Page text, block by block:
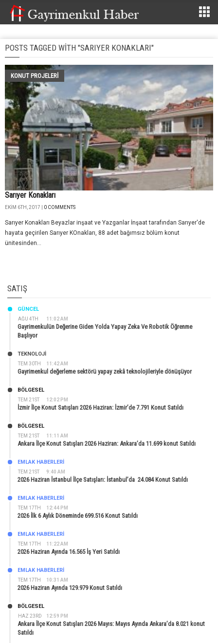
POSTS TAGGED WITH "SARIYER KONAKLARI"
KONUT PROJELERI
Sarıyer Konakları
EKIM 6TH, 2017 | 0 COMMENTS
Sarıyer Konakları Beyazlar inşaat ve Yazganlar İnşaat tarafından Sarıyer'de
hayata geçirilen Sarıyer KOnakları, 88 adet bağımsız bölüm konut
ünitesinden...
SATIŞ
AĞU 4TH 11:02 AM
GÜNCEL
Gayrimenkulün Değerine Giden Yolda Yapay Zeka Ve Robotik Öğrenme
Başlıyor
TEM 30TH 11:42 AM
TEKNOLOJİ
Gayrimenkul değerleme sektörü yapay zekâ teknolojileriyle dönüşüyor
TEM 21ST 12:02 PM
BÖLGESEL
İzmir İlçe Konut Satışları 2026 Haziran: İzmir’de 7.791 Konut Satıldı
TEM 21ST 11:11 AM
BÖLGESEL
Ankara İlçe Konut Satışları 2026 Haziran: Ankara’da 11.699 konut Satıldı
TEM 21ST 9:40 AM
EMLAK HABERLERI
2026 Haziran İstanbul İlçe Satışları: İstanbul’da 24.084 Konut Satıldı
TEM 17TH 12:44 PM
EMLAK HABERLERI
2026 İlk 6 Aylık Döneminde 699.516 Konut Satıldı
TEM 17TH 11:22 AM
EMLAK HABERLERI
2026 Haziran Ayında 16.565 İş Yeri Satıldı
TEM 17TH 10:31 AM
EMLAK HABERLERI
2026 Haziran Ayında 129.979 Konut Satıldı
HAZ 23RD 12:59 PM
BÖLGESEL
Ankara İlçe Konut Satışları 2026 Mayıs: Mayıs Ayında Ankara’da 8.021 konut
Satıldı